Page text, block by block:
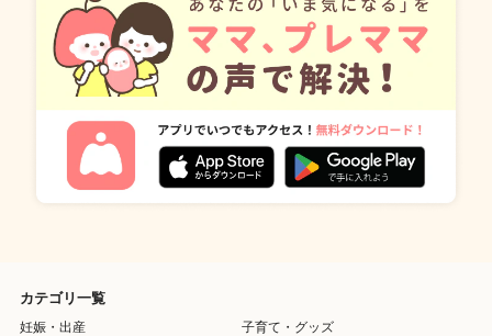
カテゴリ一覧
妊娠・出産
子育て・グッズ